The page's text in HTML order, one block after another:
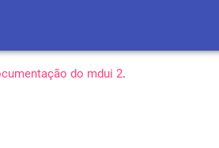
do mdui 2.